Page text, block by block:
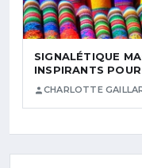
SIGNALÉTIQUE
INSPIRANTS
CHARLOTTE